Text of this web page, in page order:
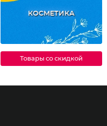
КОСМЕТИКА
Товары со скидкой